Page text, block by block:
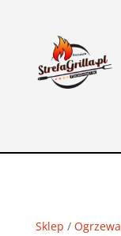
Sklep /